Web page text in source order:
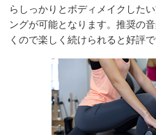
らしっかりとボディメイクした
ングが可能となります。推奨の
くので楽しく続けられると好評で